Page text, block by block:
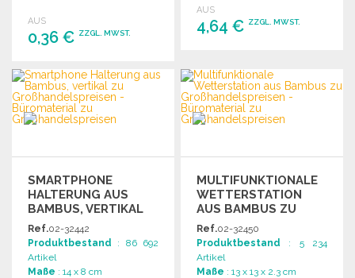
AUS
0,36 € ZZGL. MWST.
BESTELLEN
Angebot anfordern
AUS
4,64 € ZZGL. MWST.
Angebot anfordern
SMARTPHONE
HALTERUNG AUS
BAMBUS, VERTIKAL
Ref.02-32442
Produktbestand : 86 692
Artikel
Maße : 14 x 8 cm
MULTIFUNKTIONALE
WETTERSTATION
AUS BAMBUS ZU
GROSSHANDELSPREISEN
Ref.02-32450
Produktbestand : 5 234
Artikel
Maße : 13 x 13 x 2.3 cm